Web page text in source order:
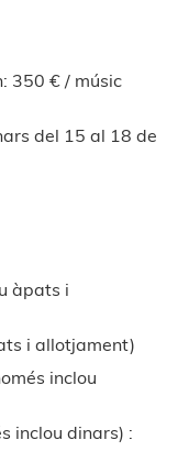
350 € / músic
del 15 al 18 de
àpats i
i allotjament)
inclou
inclou dinars) :